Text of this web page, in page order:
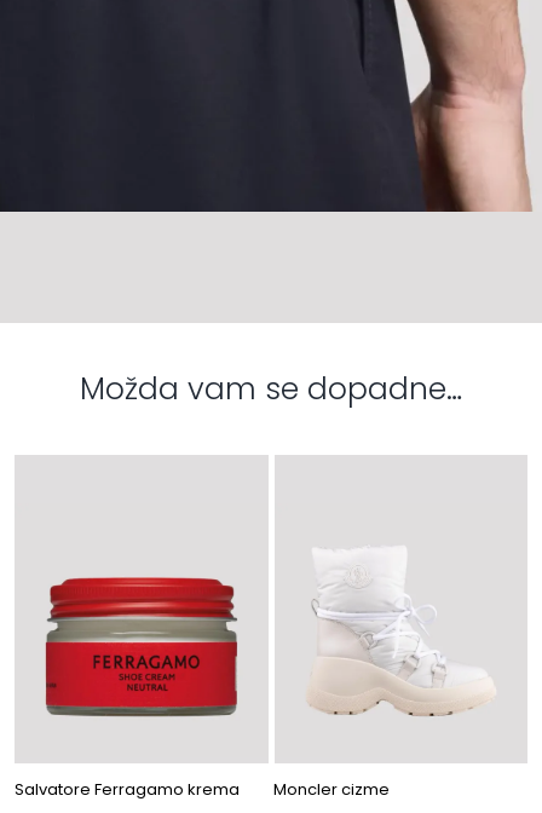
Možda vam se dopadne…
Salvatore Ferragamo krema
Moncler cizme